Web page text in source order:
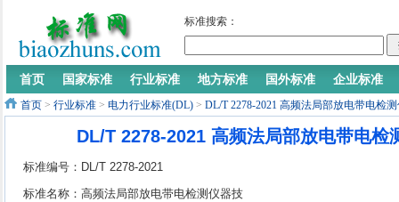
标准搜索：
首页 国家标准 行业标准 地方标准 国外标准 企业标准
首页 > 行业标准 > 电力行业标准(DL) > DL/T 2278-2021 高频法局部放电带电检
DL/T 2278-2021 高频法局部放电带电检
标准编号：DL/T 2278-2021
标准名称：高频法局部放电带电检测仪器技